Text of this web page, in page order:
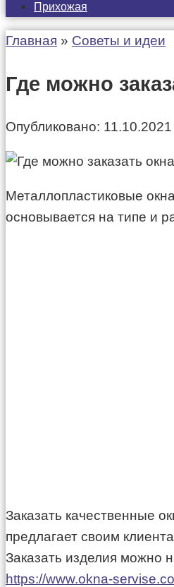
Прихожая
Главная » Советы и идеи
Где можно
Опубликовано: 11.10.2021
Металлопластиковые
основывается на типе и
Заказать качественные
предлагает своим
Заказать изделия можно
https://www.okna-